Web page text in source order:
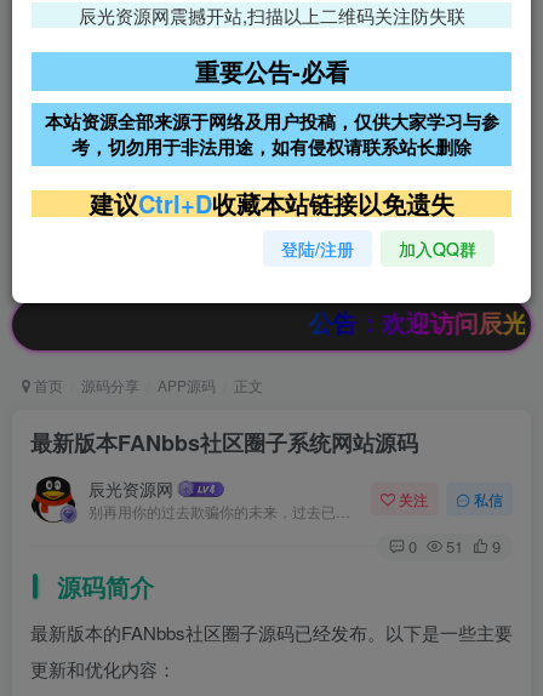
免费领支付宝红包
腾讯轻量4核4G3M服务器38元/
阿里云2核2G200M服务器68元/
年
雨云高防免备案服务器
超低价文字广告位招租 超低价文字广告位招租
超低价文字广告位招租
公告：欢迎访问辰光资源网
首页 源码分享 APP源码 正文
最新版本FANbbs社区圈子系统网站源码
辰光资源网 关注 私信
0 51 9
源码简介
最新版本的FANbbs社区圈子源码已经发布。以下是一些主要
更新和优化内容：
辰光资源网震撼开站,扫描以上二维码关注防失联
重要公告-必看
本站资源全部来源于网络及用户投稿，仅供大家学习与参
考，切勿用于非法用途，如有侵权请联系站长删除
建议Ctrl+D收藏本站链接以免遗失
登陆/注册 加入QQ群